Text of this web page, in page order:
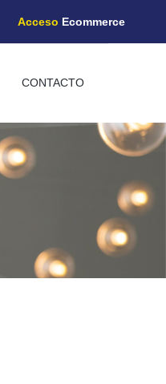
CONTACTO
Acceso Ecommerce